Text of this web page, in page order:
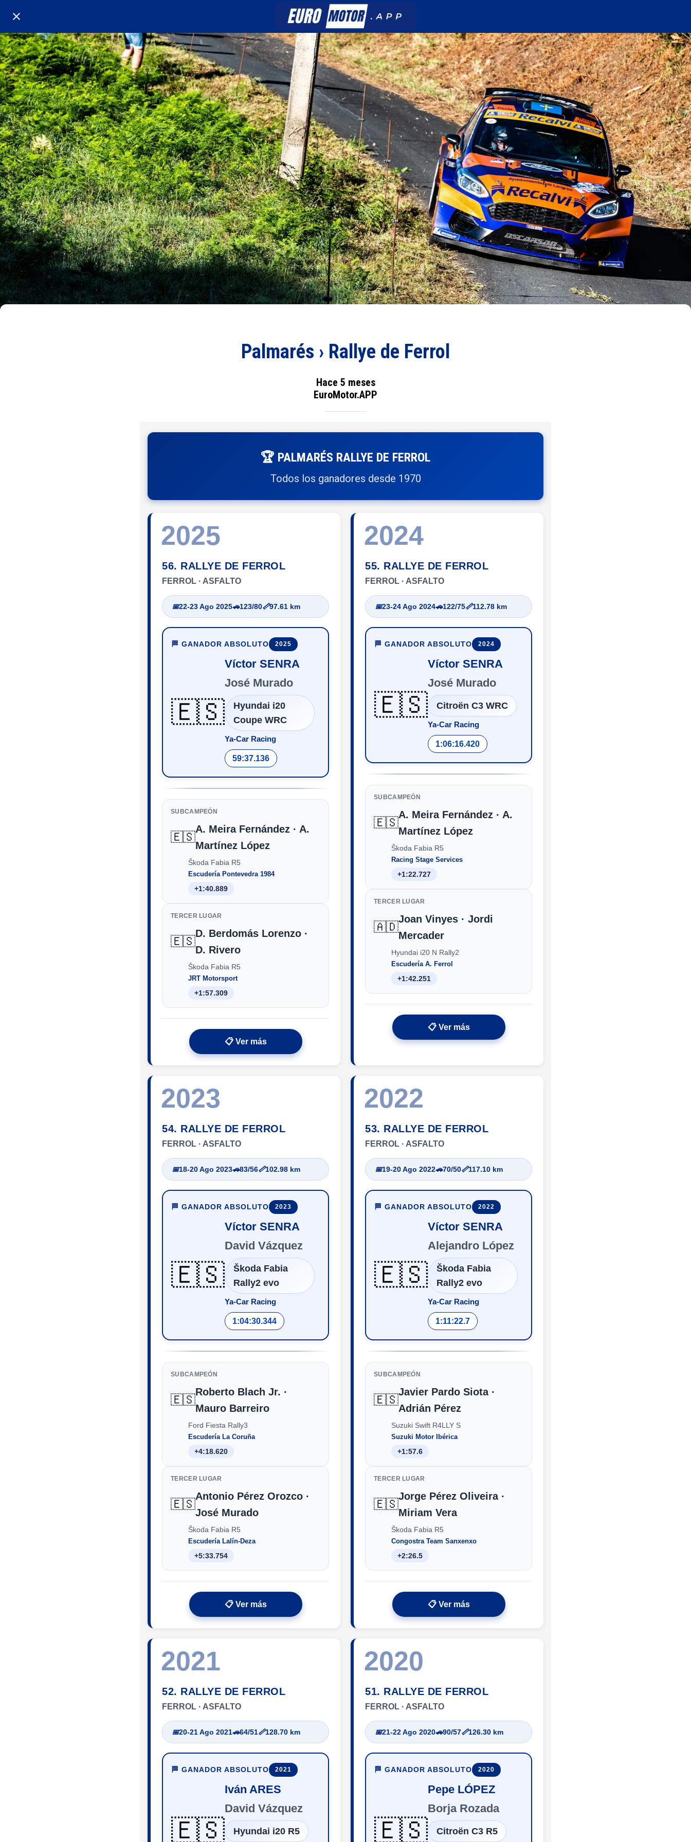
Palmarés › Rallye de Ferrol
Hace 5 meses
EuroMotor.APP
🏆 PALMARÉS RALLYE DE FERROL
Todos los ganadores desde 1970
2025
56. RALLYE DE FERROL
FERROL · ASFALTO
📅22-23 Ago 2025🚗123/80📏97.61 km
🏁 GANADOR ABSOLUTO 2025
🇪🇸
Víctor SENRA
José Murado
Hyundai i20
Coupe WRC
Ya-Car Racing
59:37.136
SUBCAMPEÓN
🇪🇸
A. Meira Fernández · A.
Martínez López
Škoda Fabia R5
Escudería Pontevedra 1984
+1:40.889
TERCER LUGAR
🇪🇸
D. Berdomás Lorenzo ·
D. Rivero
Škoda Fabia R5
JRT Motorsport
+1:57.309
📋 Ver más
2024
55. RALLYE DE FERROL
FERROL · ASFALTO
📅23-24 Ago 2024🚗122/75📏112.78 km
🏁 GANADOR ABSOLUTO 2024
🇪🇸
Víctor SENRA
José Murado
Citroën C3 WRC
Ya-Car Racing
1:06:16.420
SUBCAMPEÓN
🇪🇸
A. Meira Fernández · A.
Martínez López
Škoda Fabia R5
Racing Stage Services
+1:22.727
TERCER LUGAR
🇦🇩
Joan Vinyes · Jordi
Mercader
Hyundai i20 N Rally2
Escudería A. Ferrol
+1:42.251
📋 Ver más
2023
54. RALLYE DE FERROL
FERROL · ASFALTO
📅18-20 Ago 2023🚗83/56📏102.98 km
🏁 GANADOR ABSOLUTO 2023
🇪🇸
Víctor SENRA
David Vázquez
Škoda Fabia
Rally2 evo
Ya-Car Racing
1:04:30.344
SUBCAMPEÓN
🇪🇸
Roberto Blach Jr. ·
Mauro Barreiro
Ford Fiesta Rally3
Escudería La Coruña
+4:18.620
TERCER LUGAR
🇪🇸
Antonio Pérez Orozco ·
José Murado
Škoda Fabia R5
Escudería Lalín-Deza
+5:33.754
📋 Ver más
2022
53. RALLYE DE FERROL
FERROL · ASFALTO
📅19-20 Ago 2022🚗70/50📏117.10 km
🏁 GANADOR ABSOLUTO 2022
🇪🇸
Víctor SENRA
Alejandro López
Škoda Fabia
Rally2 evo
Ya-Car Racing
1:11:22.7
SUBCAMPEÓN
🇪🇸
Javier Pardo Siota ·
Adrián Pérez
Suzuki Swift R4LLY S
Suzuki Motor Ibérica
+1:57.6
TERCER LUGAR
🇪🇸
Jorge Pérez Oliveira ·
Miriam Vera
Škoda Fabia R5
Congostra Team Sanxenxo
+2:26.5
📋 Ver más
2021
52. RALLYE DE FERROL
FERROL · ASFALTO
📅20-21 Ago 2021🚗64/51📏128.70 km
🏁 GANADOR ABSOLUTO 2021
🇪🇸
Iván ARES
David Vázquez
Hyundai i20 R5
2020
51. RALLYE DE FERROL
FERROL · ASFALTO
📅21-22 Ago 2020🚗90/57📏126.30 km
🏁 GANADOR ABSOLUTO 2020
🇪🇸
Pepe LÓPEZ
Borja Rozada
Citroën C3 R5